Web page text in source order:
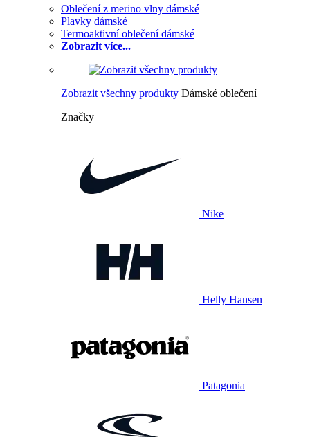
Oblečení z merino vlny dámské
Plavky dámské
Termoaktivní oblečení dámské
Zobrazit více...
Zobrazit všechny produkty Dámské oblečení
Značky
Nike
Helly Hansen
Patagonia